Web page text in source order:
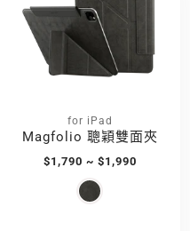
for iPad
Magfolio 聰穎雙面夾
$1,790 ~ $1,990